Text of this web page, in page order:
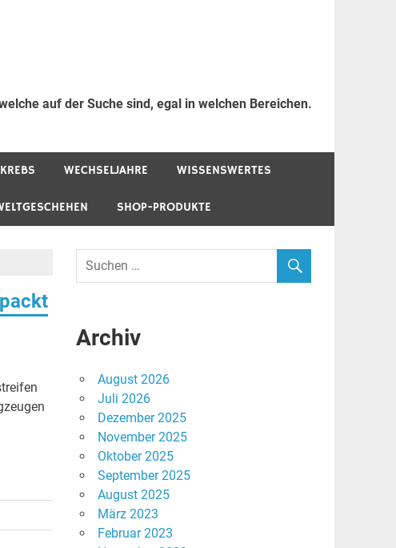
auf der Suche sind, egal in welchen Bereichen.
KREBS WECHSELJAHRE WISSENSWERTES
SHOP-PRODUKTE
Archiv
August 2026
Juli 2026
Dezember 2025
November 2025
Oktober 2025
September 2025
August 2025
März 2023
Februar 2023